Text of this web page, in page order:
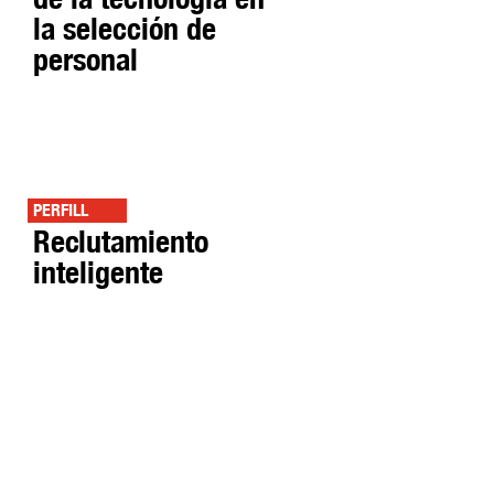
la selección de
personal
PERFILL
Reclutamiento
inteligente